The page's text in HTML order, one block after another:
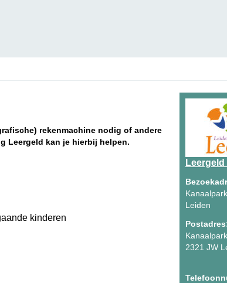
rekenmachine nodig of andere
Leergeld kan je hierbij helpen.
kinderen
Leiden
2321 JW